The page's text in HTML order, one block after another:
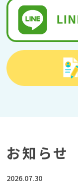
お知らせ
2026.07.30